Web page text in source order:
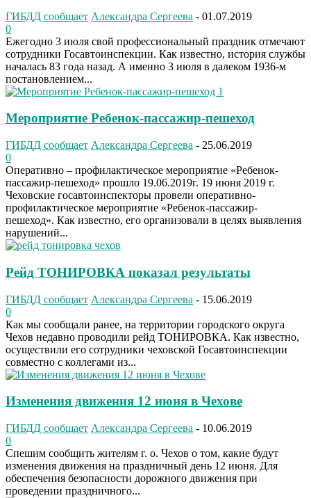
ГИБДД сообщает Александра Сергеева - 01.07.2019
0
Ежегодно 3 июля свой профессиональный праздник отмечают
сотрудники Госавтоинспекции. Как известно, история службы
началась 83 года назад. А именно 3 июля в далеком 1936-м
постановлением...
Мероприятие Ребенок-пассажир-пешеход
ГИБДД сообщает Александра Сергеева - 25.06.2019
0
Оперативно – профилактическое мероприятие «Ребенок-
пассажир-пешеход» прошло 19.06.2019г. 19 июня 2019 г.
Чеховские госавтоинспекторы провели оперативно-
профилактическое мероприятие «Ребенок-пассажир-
пешеход». Как известно, его организовали в целях выявления
нарушений...
Рейд ТОНИРОВКА показал результаты
ГИБДД сообщает Александра Сергеева - 15.06.2019
0
Как мы сообщали ранее, на территории городского округа
Чехов недавно проводили рейд ТОНИРОВКА. Как известно,
осуществили его сотрудники чеховской Госавтоинспекции
совместно с коллегами из...
Изменения движения 12 июня в Чехове
ГИБДД сообщает Александра Сергеева - 10.06.2019
0
Спешим сообщить жителям г. о. Чехов о том, какие будут
изменения движения на праздничный день 12 июня. Для
обеспечения безопасности дорожного движения при
проведении праздничного...